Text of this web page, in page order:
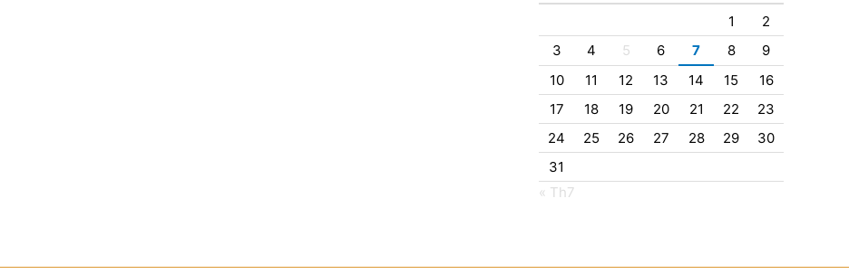
1
2
3
4 5 6 7 8
9
10
11 12 13 14 15
16
17
18 19 20 21 22
23
24
25 26 27 28 29
30
31
« Th7